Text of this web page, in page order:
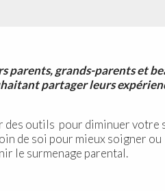
parents, grands-parents et
partager leurs
des outils pour diminuer votre
de soi pour mieux soigner ou
le surmenage parental.